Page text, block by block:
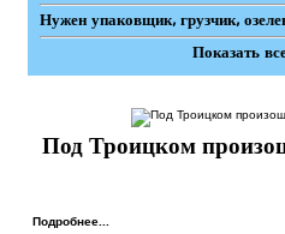
Нужен упаковщик, грузчик,
Показать
Под Троицком
Подробнее...